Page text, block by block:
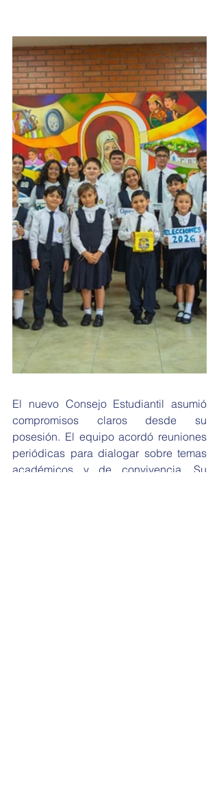
El nuevo Consejo Estudiantil asumió
compromisos claros desde su
posesión. El equipo acordó reuniones
periódicas para dialogar sobre temas
académicos y de convivencia. Su